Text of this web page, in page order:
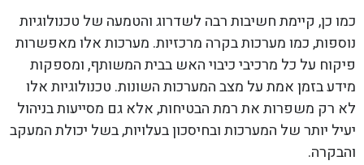
כמו כן, קיימת חשיבות רבה לשדרוג והטמעה של טכנולוגיות
נוספות, כמו מערכות בקרה מרכזיות. מערכות אלו מאפשרות
פיקוח על כל מרכיבי כיבוי האש בבית המשותף, ומספקות
מידע בזמן אמת על מצב המערכות השונות. טכנולוגיות אלו
לא רק משפרות את רמת הבטיחות, אלא גם מסייעות בניהול
יעיל יותר של המערכות ובחיסכון בעלויות, בשל יכולת המעקב
והבקרה.